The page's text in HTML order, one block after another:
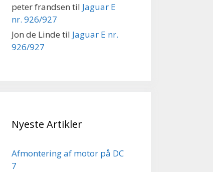
peter frandsen til Jaguar E
nr. 926/927
Jon de Linde til Jaguar E nr.
926/927
Nyeste Artikler
Afmontering af motor på DC
7